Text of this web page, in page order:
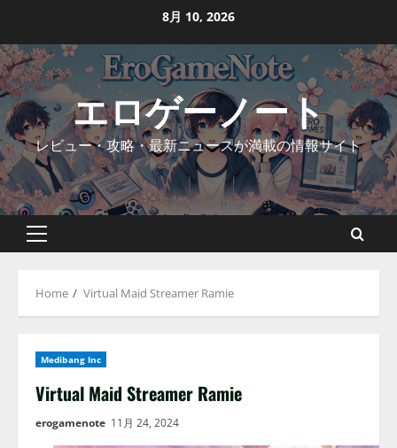
content
8月 10, 2026
エロゲーノート
レビュー・攻略・最新ニュースが満載の情報サイト
Primary
Home Virtual Maid Streamer Ramie
Medibang Inc
Virtual Maid Streamer Ramie
erogamenote 11月 24, 2024